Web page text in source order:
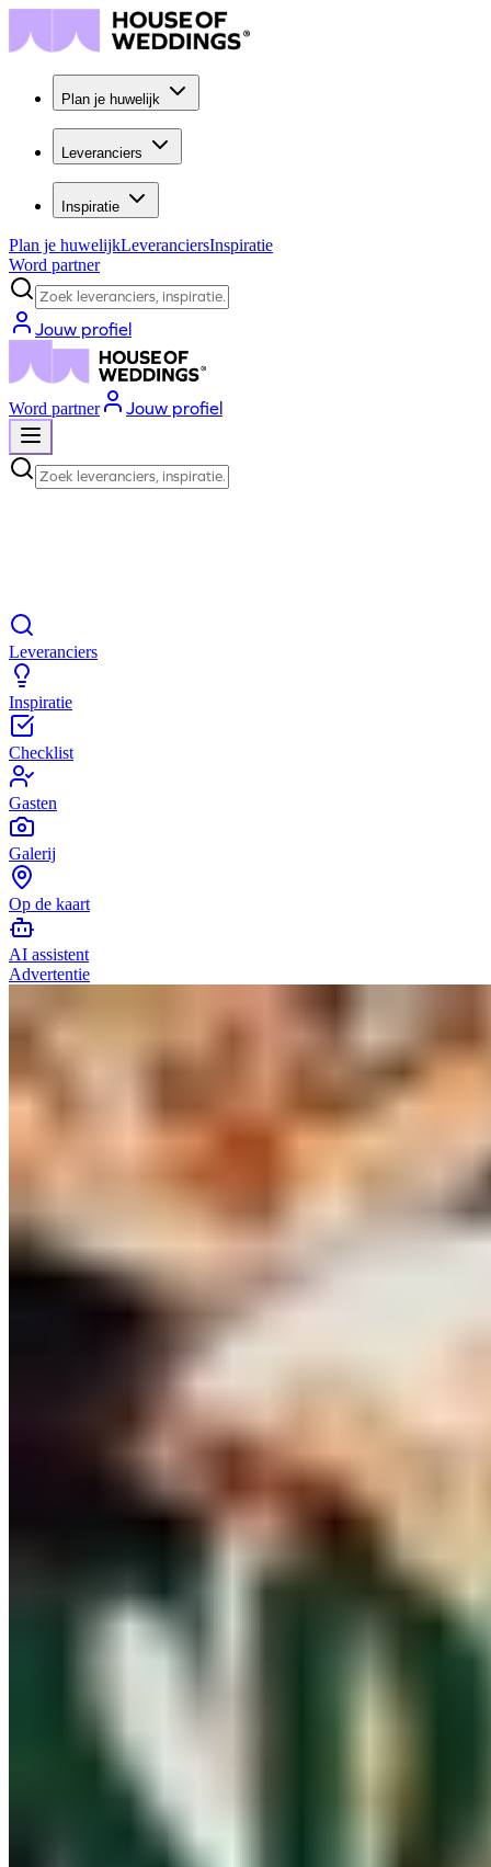
Plan je huwelijk
Leveranciers
Inspiratie
Plan je huwelijkLeveranciersInspiratie
Word partner
Zoek leveranciers, inspiratie...
Jouw profiel
Word partner Jouw profiel
Zoek leveranciers, inspiratie...
Leveranciers
Inspiratie
Checklist
Gasten
Galerij
Op de kaart
AI assistent
Advertentie